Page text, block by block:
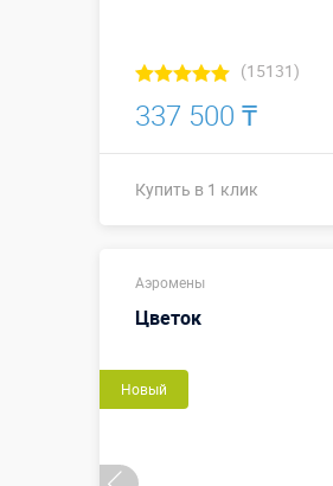
(15131)
337 500 ₸
Купить в 1 клик
Аэромены
Цветок
Новый